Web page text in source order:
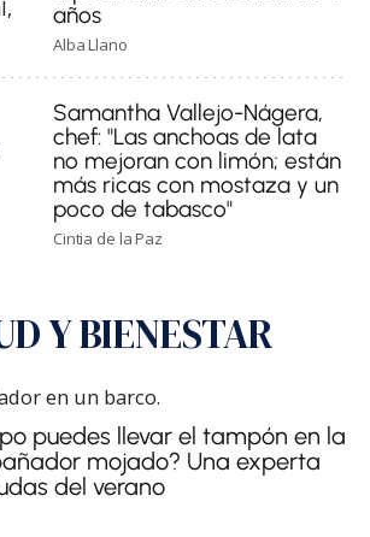
años
Alba Llano
Samantha Vallejo-Nágera,
chef: "Las anchoas de lata
no mejoran con limón; están
más ricas con mostaza y un
poco de tabasco"
Cintia de la Paz
Y BIENESTAR
puedes llevar el tampón en la
mojado? Una experta
del verano